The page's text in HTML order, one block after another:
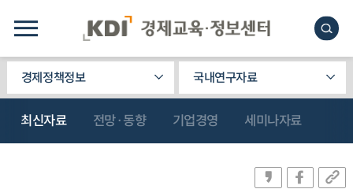
경제정책정보 국내연구자료
최신자료 전망·동향 기업경영 세미나자료